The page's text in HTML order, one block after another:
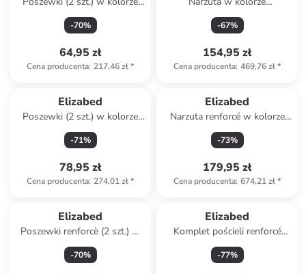
beżowym na poduszkę
-70%
64,95 zł
Cena producenta: 217,46 zł*
jasnoróżowym
-67%
154,95 zł
Cena producenta: 469,76 zł*
Elizabed
Poszewki (2 szt.) w kolorze
granatowym na poduszkę
-71%
78,95 zł
Cena producenta: 274,01 zł*
Elizabed
Narzuta renforcé w kolorze
antracytowym
-73%
179,95 zł
Cena producenta: 674,21 zł*
Elizabed
Poszewki renforcè (2 szt.) w
kolorze jasnobrązowym na
poduszkę
-70%
Elizabed
Komplet pościeli renforcé
"Floral" w kolorze
jasnoróżowym
-77%